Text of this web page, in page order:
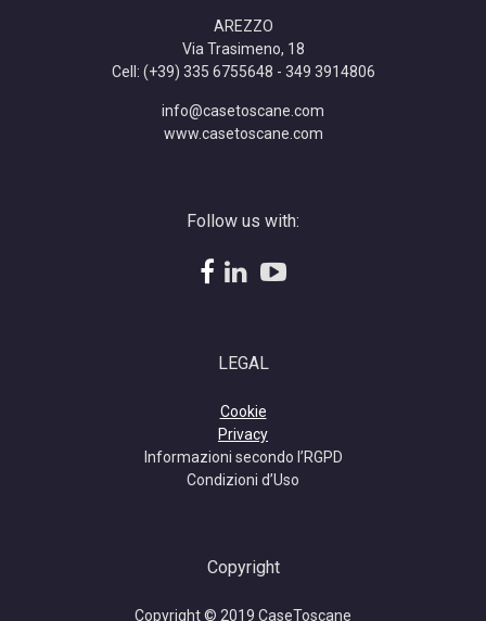
AREZZO
Via Trasimeno, 18
Cell: (+39) 335 6755648 - 349 3914806
info@casetoscane.com
www.casetoscane.com
Follow us with:
facebook
linkedinYouTube
LEGAL
Cookie
Privacy
Informazioni secondo l’RGPD
Condizioni d’Uso
Copyright
Copyright © 2019 CaseToscane